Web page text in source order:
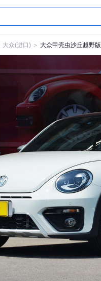
大众(进口) ＞ 大众甲壳虫沙丘越野版